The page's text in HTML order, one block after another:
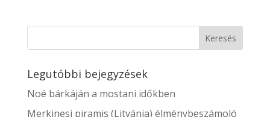
Legutóbbi bejegyzések
Noé bárkáján a mostani időkben
Merkinesi piramis (Litvánia) élménybeszámoló